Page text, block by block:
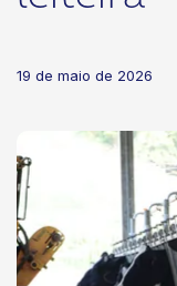
19 de maio de 2026